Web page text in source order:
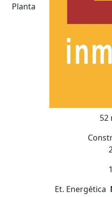
Planta
52
1
Et. Energética